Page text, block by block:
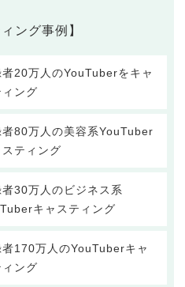
ング事例】
者20万人のYouTuberをキャ
ィング
者80万人の美容系YouTuber
スティング
30万人のビジネス系
キャスティング
者170万人のYouTuberキャ
ィング